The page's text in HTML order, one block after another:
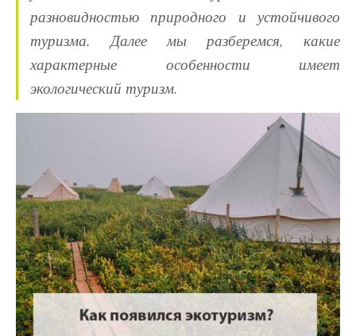
разновидностьюприродного и устойчивого
туризма. Далее мы разберемся, какие
характерные особенности имеет
экологический туризм.